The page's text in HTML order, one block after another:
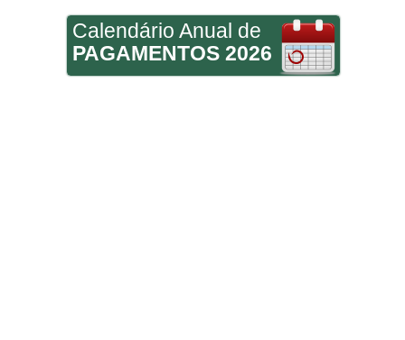
Calendário Anual de
PAGAMENTOS 2026